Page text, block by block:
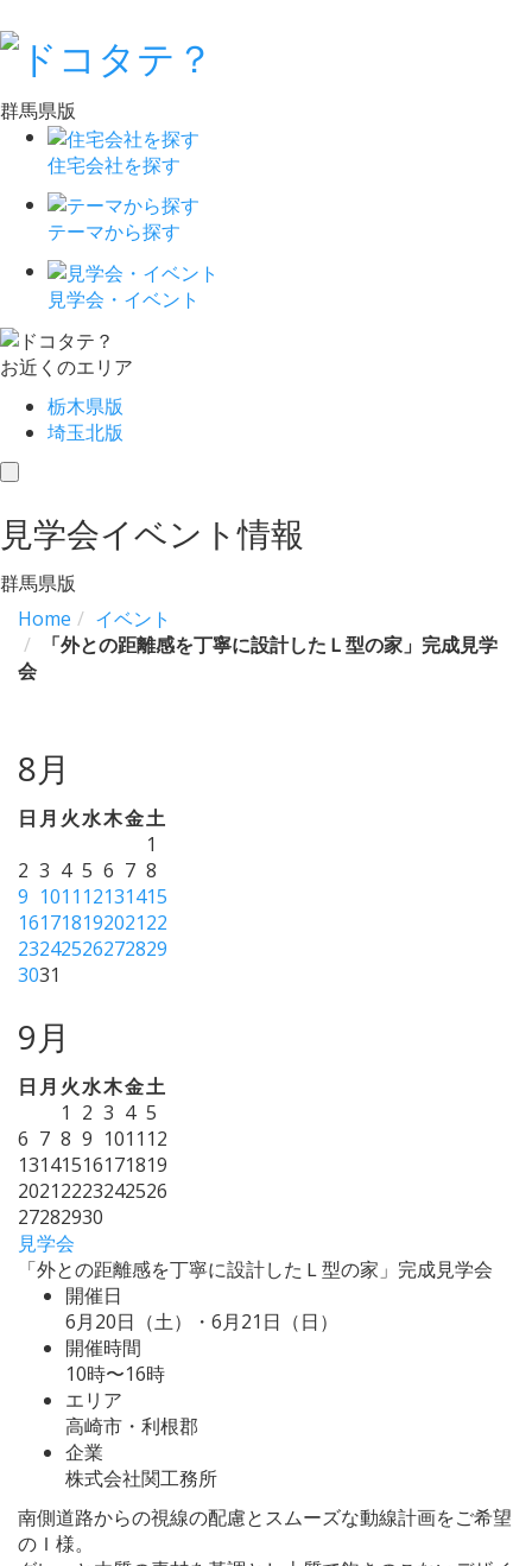
群馬県版
住宅会社を探す
テーマから探す
見学会・イベント
お近くのエリア
栃木県版
埼玉北版
toggle
見学会イベント情報
群馬県版
Home
イベント
「外との距離感を丁寧に設計したＬ型の家」完成見学
会
8月
日 月 火水木金土
1
2 3 4 5 6 7 8
9 1011 12131415
16171819202122
23242526272829
3031
9月
日 月 火水木金土
1 2 3 4 5
6 7 8 9 1011 12
13141516171819
20212223242526
27282930
見学会
「外との距離感を丁寧に設計したＬ型の家」完成見学会
開催日
6月20日（土）・6月21日（日）
開催時間
10時〜16時
エリア
高崎市・利根郡
企業
株式会社関工務所
南側道路からの視線の配慮とスムーズな動線計画をご希望
のＩ様。